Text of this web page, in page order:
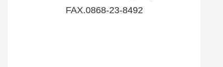
FAX.0868-23-8492